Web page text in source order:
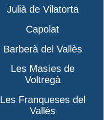
Julià de Vilatorta
Capolat
Barberà del Vallès
Les Masíes de
Voltregà
Les Franqueses del
Vallès